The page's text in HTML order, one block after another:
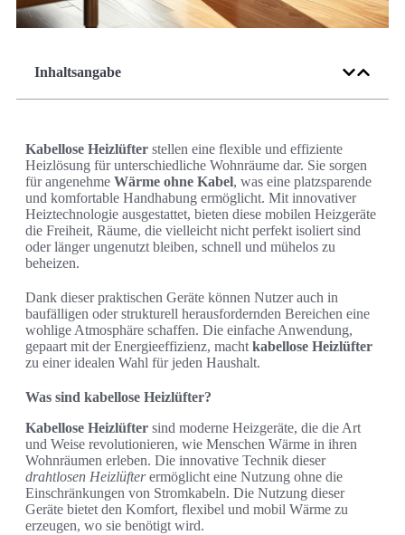
Inhaltsangabe
Kabellose Heizlüfter stellen eine flexible und effiziente
Heizlösung für unterschiedliche Wohnräume dar. Sie sorgen
für angenehme Wärme ohne Kabel, was eine platzsparende
und komfortable Handhabung ermöglicht. Mit innovativer
Heiztechnologie ausgestattet, bieten diese mobilen Heizgeräte
die Freiheit, Räume, die vielleicht nicht perfekt isoliert sind
oder länger ungenutzt bleiben, schnell und mühelos zu
beheizen.
Dank dieser praktischen Geräte können Nutzer auch in
baufälligen oder strukturell herausfordernden Bereichen eine
wohlige Atmosphäre schaffen. Die einfache Anwendung,
gepaart mit der Energieeffizienz, macht kabellose Heizlüfter
zu einer idealen Wahl für jeden Haushalt.
Was sind kabellose Heizlüfter?
Kabellose Heizlüfter sind moderne Heizgeräte, die die Art
und Weise revolutionieren, wie Menschen Wärme in ihren
Wohnräumen erleben. Die innovative Technik dieser
drahtlosen Heizlüfterermöglicht eine Nutzung ohne die
Einschränkungen von Stromkabeln. Die Nutzung dieser
Geräte bietet den Komfort, flexibel und mobil Wärme zu
erzeugen, wo sie benötigt wird.